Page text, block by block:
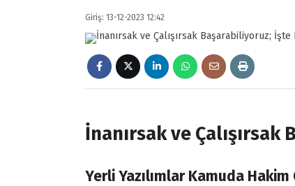
Giriş: 13-12-2023 12:42
İnanırsak ve
Yerli Yazılımlar Kamuda Hakim